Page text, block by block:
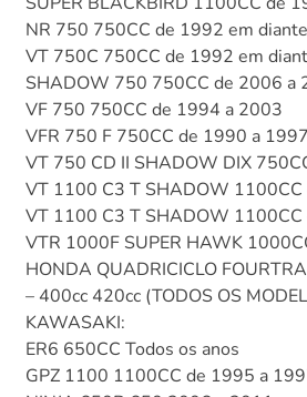
NR 750 750CC de 1992 em diante
VT 750C 750CC de 1992 em
SHADOW 750 750CC de 2006 a
VF 750 750CC de 1994 a 2003
VFR 750 F 750CC de 1990 a 1997
VT 750 CD II SHADOW DIX
VT 1100 C3 T SHADOW
VT 1100 C3 T SHADOW
VTR 1000F SUPER HAWK
HONDA QUADRICICLO
– 400cc 420cc (TODOS OS
KAWASAKI:
ER6 650CC Todos os anos
GPZ 1100 1100CC de 1995 a